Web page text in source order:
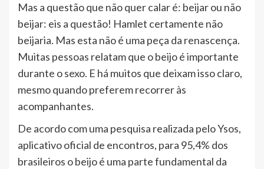
Mas a questão que não quer calar é: beijar ou não
beijar: eis a questão! Hamlet certamente não
beijaria. Mas esta não é uma peça da renascença.
Muitas pessoas relatam que o beijo é importante
durante o sexo. E há muitos que deixam isso claro,
mesmo quando preferem recorrer às
acompanhantes.
De acordo com uma pesquisa realizada pelo Ysos,
aplicativo oficial de encontros, para 95,4% dos
brasileiros o beijo é uma parte fundamental da